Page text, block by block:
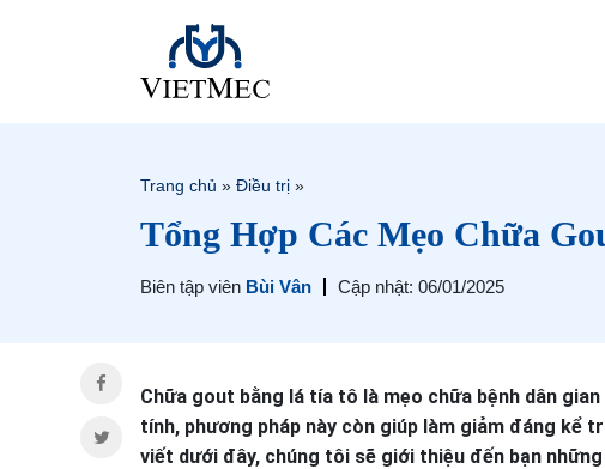
Trang chủ » Điều trị »
Tổng Hợp Các Mẹo Chữa
Biên tập viên Bùi Vân Cập nhật: 06/01/2025
Chữa gout bằng lá tía tô là mẹo chữa bệnh dân
tính, phương pháp này còn giúp làm giảm đáng kể
viết dưới đây, chúng tôi sẽ giới thiệu đến bạn